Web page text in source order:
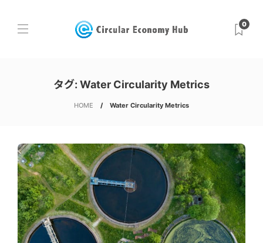
0
タグ: Water Circularity Metrics
HOME Water Circularity Metrics